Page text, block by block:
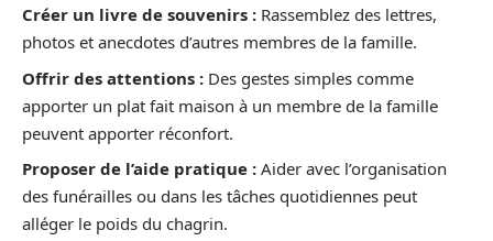
Créer un livre de souvenirs : Rassemblez des lettres,
photos et anecdotes d’autres membres de la famille.
Offrir des attentions : Des gestes simples comme
apporter un plat fait maison à un membre de la famille
peuvent apporter réconfort.
Proposer de l’aide pratique : Aider avec l’organisation
des funérailles ou dans les tâches quotidiennes peut
alléger le poids du chagrin.